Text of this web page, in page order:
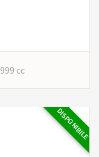
999 cc
DISPONIBILE